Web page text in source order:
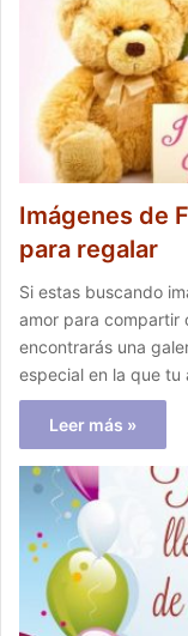
Imágenes de
para regalar
Si estas buscando
amor para compartir
encontrarás una
especial en la que
Leer más »